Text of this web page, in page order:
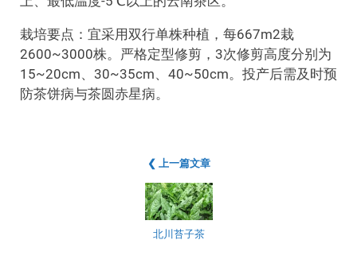
栽培要点：宜采用双行单株种植，每667m2栽
2600~3000株。严格定型修剪，3次修剪高度分别为
15~20cm、30~35cm、40~50cm。投产后需及时预
防茶饼病与茶圆赤星病。
❮ 上一篇文章
北川苔子茶